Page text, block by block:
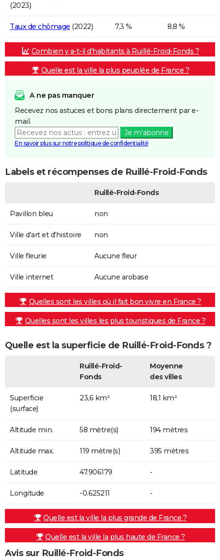
(2023)
Taux de chômage (2022) 7,3 % 8,8 %
Combien y a-t-il d'habitants à Ruillé-Froid-Fonds ?
Quelle est la ville la plus peuplée de France ?
A ne pas manquer
Recevez nos astuces et bons plans directement par e-
mail.
Je m'abonne
En savoir plus sur notre politique de confidentialité
Labels et récompenses de Ruillé-Froid-Fonds
Ruillé-Froid-Fonds
Pavillon bleu non
Ville d'art et d'histoire non
Ville fleurie Aucune fleur
Ville internet Aucune arobase
Quelles sont les villes où il fait bon vivre en France ?
Quelles sont les villes les plus touristiques de France ?
Quelle est la superficie de Ruillé-Froid-Fonds ?
Ruillé-Froid-
Fonds
Moyenne
des villes
Superficie
(surface)
23,6 km² 18,1 km²
Altitude min. 58 mètre(s) 194 mètres
Altitude max. 119 mètre(s) 395 mètres
Latitude 47.906179 -
Longitude -0.625211 -
Quelle est la ville la plus grande de France ?
Quelle est la ville la plus haute de France ?
Avis sur Ruillé-Froid-Fonds